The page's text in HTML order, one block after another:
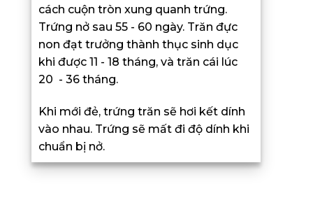
cách cuộn tròn xung quanh trứng.
Trứng nở sau 55 - 60 ngày. Trăn đực
non đạt trưởng thành thục sinh dục
khi được 11 - 18 tháng, và trăn cái lúc
20 - 36 tháng.
Khi mới đẻ, trứng trăn sẽ hơi kết dính
vào nhau. Trứng sẽ mất đi độ dính khi
chuẩn bị nở.